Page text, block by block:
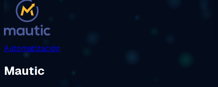
Automatización
Mautic